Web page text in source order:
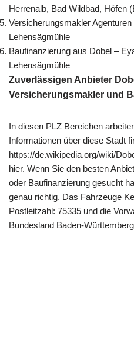
Herrenalb, Bad Wildbad, Höfen
Versicherungsmakler
Lehensägmühle
Baufinanzierung aus Dobel –
Lehensägmühle
Zuverlässigen Anbieter
Versicherungsmakler und
In diesen PLZ Bereichen
Informationen über diese Stadt
https://de.wikipedia.org/wiki/
hier. Wenn Sie den besten
oder Baufinanzierung gesucht
genau richtig. Das Fahrzeuge
Postleitzahl: 75335 und die
Bundesland Baden-